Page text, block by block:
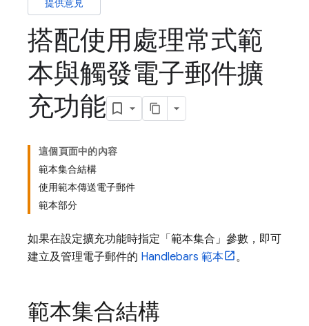
提供意見
搭配使用處理常式範
本與觸發電子郵件擴
充功能
這個頁面中的內容
範本集合結構
使用範本傳送電子郵件
範本部分
如果在設定擴充功能時指定「範本集合」參數，即可
建立及管理電子郵件的 Handlebars 範本 。
範本集合結構